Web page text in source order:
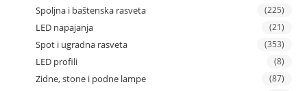
Spoljna i baštenska rasveta (225)
LED napajanja (21)
Spot i ugradna rasveta (353)
LED profili (8)
Zidne, stone i podne lampe (87)